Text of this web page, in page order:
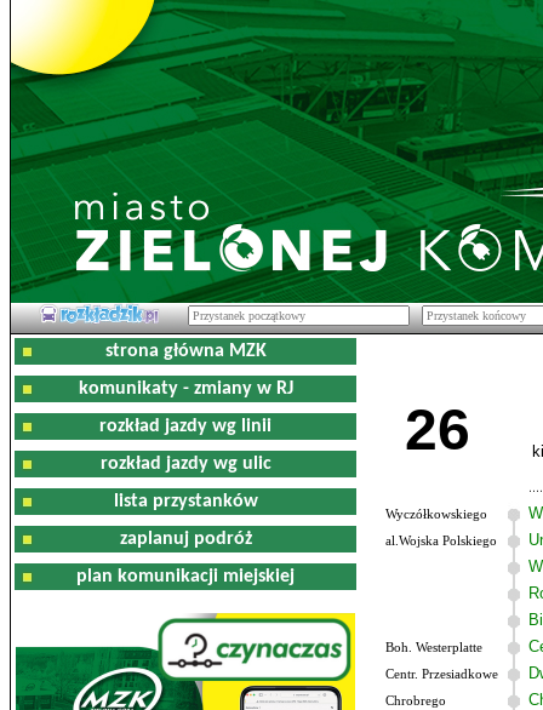
strona główna MZK
komunikaty - zmiany w RJ
rozkład jazdy wg linii
rozkład jazdy wg ulic
lista przystanków
zaplanuj podróż
plan komunikacji miejskiej
26
Wyczółkowskiego
al.Wojska Polskiego
Boh. Westerplatte
Centr. Przesiadkowe
Chrobrego